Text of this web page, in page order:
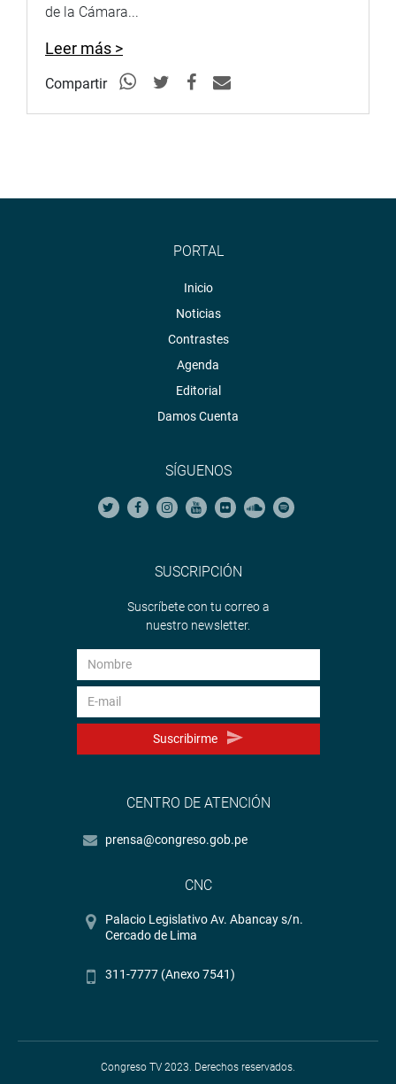
de la Cámara...
Leer más >
Compartir
PORTAL
Inicio
Noticias
Contrastes
Agenda
Editorial
Damos Cuenta
SÍGUENOS
SUSCRIPCIÓN
Suscríbete con tu correo a
nuestro newsletter.
Suscribirme
CENTRO DE ATENCIÓN
prensa@congreso.gob.pe
CNC
Palacio Legislativo Av. Abancay s/n.
Cercado de Lima
311-7777 (Anexo 7541)
Congreso TV 2023. Derechos reservados.